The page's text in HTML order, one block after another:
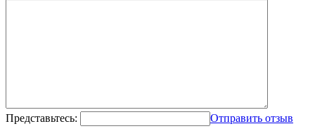
Представьтесь: Отправить отзыв